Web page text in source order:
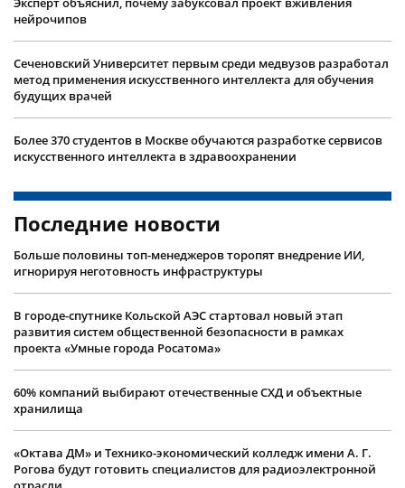
нейрочипов
Сеченовский Университет первым среди медвузов разработал
метод применения искусственного интеллекта для обучения
будущих врачей
Более 370 студентов в Москве обучаются разработке сервисов
искусственного интеллекта в здравоохранении
Последние новости
Больше половины топ-менеджеров торопят внедрение ИИ,
игнорируя неготовность инфраструктуры
В городе-спутнике Кольской АЭС стартовал новый этап
развития систем общественной безопасности в рамках
проекта «Умные города Росатома»
60% компаний выбирают отечественные СХД и объектные
хранилища
«Октава ДМ» и Технико-экономический колледж имени А. Г.
Рогова будут готовить специалистов для радиоэлектронной